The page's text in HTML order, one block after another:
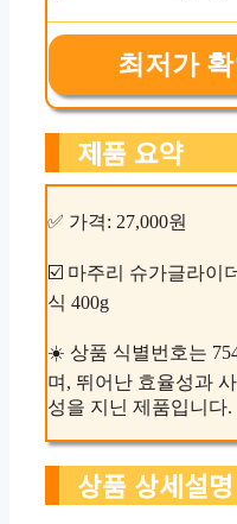
최저가
제품 요약
✅ 가격: 27,000원
☑️ 마주리 슈가글라이
식 400g
☀️ 상품 식별번호는
며, 뛰어난 효율성과
성을 지닌 제품입니다.
상품 상세설명